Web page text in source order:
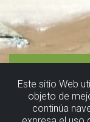
Este sitio Web
objeto de
continúa